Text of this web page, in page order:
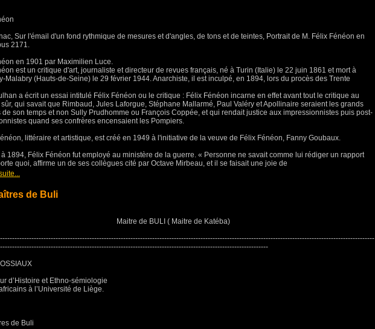
Sur l'émail d'un fond rythmique de mesures et d'angles, de tons et de teintes, Portrait de M. Félix Fénéon en
2171.
en 1901 par Maximilien Luce.
est un critique d'art, journaliste et directeur de revues français, né à Turin (Italie) le 22 juin 1861 et mort à
Malabry (Hauts-de-Seine) le 29 février 1944. Anarchiste, il est inculpé, en 1894, lors du procès des Trente
a écrit un essai intitulé Félix Fénéon ou le critique : Félix Fénéon incarne en effet avant tout le critique au
qui savait que Rimbaud, Jules Laforgue, Stéphane Mallarmé, Paul Valéry et Apollinaire seraient les grands
de son temps et non Sully Prudhomme ou François Coppée, et qui rendait justice aux impressionnistes puis post-
quand ses confrères encensaient les Pompiers.
littéraire et artistique, est créé en 1949 à l'initiative de la veuve de Félix Fénéon, Fanny Goubaux.
à 1894, Félix Fénéon fut employé au ministère de la guerre. « Personne ne savait comme lui rédiger un rapport
quoi, affirme un de ses collègues cité par Octave Mirbeau, et il se faisait une joie de
de Buli
Maitre de BULI ( Maitre de Katéba)
d’Histoire et Ethno-sémiologie
à l’Université de Liège.
de Buli